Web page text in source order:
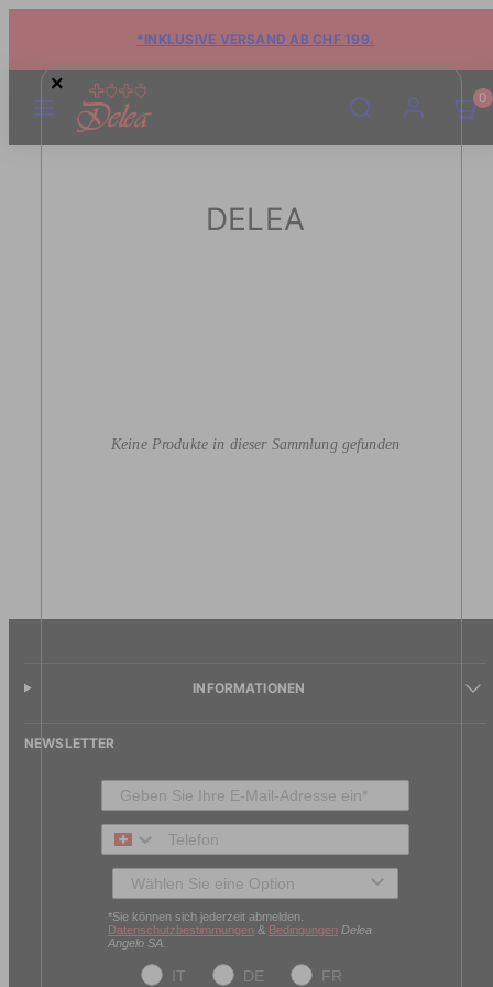
*INKLUSIVE VERSAND AB CHF 199.
MENÜ SUCHE KONTO
(0)
(0)
0
DELEA
Keine Produkte in dieser Sammlung gefunden
INFORMATIONEN
NEWSLETTER
Telefon
Typ des Kunden
*Sie können sich jederzeit abmelden.
Datenschutzbestimmungen& Bedingungen Delea
Angelo SA.
IT DE FR
×